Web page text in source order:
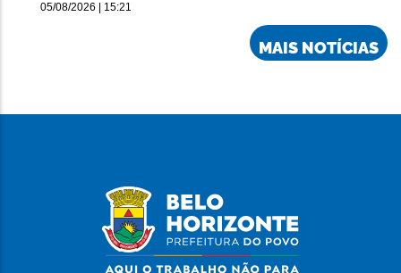
05/08/2026 | 15:21
MAIS NOTÍCIAS